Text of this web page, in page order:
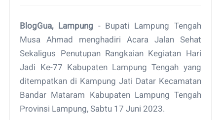
BlogGua, Lampung - Bupati Lampung Tengah
Musa Ahmad menghadiri Acara Jalan Sehat
Sekaligus Penutupan Rangkaian Kegiatan Hari
Jadi Ke-77 Kabupaten Lampung Tengah yang
ditempatkan di Kampung Jati Datar Kecamatan
Bandar Mataram Kabupaten Lampung Tengah
Provinsi Lampung, Sabtu 17 Juni 2023.